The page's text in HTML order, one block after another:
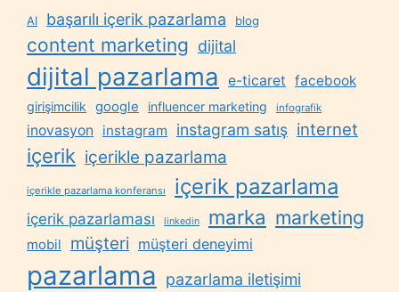
AI başarılı içerik pazarlama blog
content marketing dijital
dijital pazarlama e-ticaret facebook
girişimcilik google influencer marketing infografik
inovasyon instagram instagram satış internet
içerik içerikle pazarlama
içerikle pazarlama konferansı içerik pazarlama
içerik pazarlaması linkedin marka marketing
mobil müşteri müşteri deneyimi
pazarlama
pazarlama iletişimi